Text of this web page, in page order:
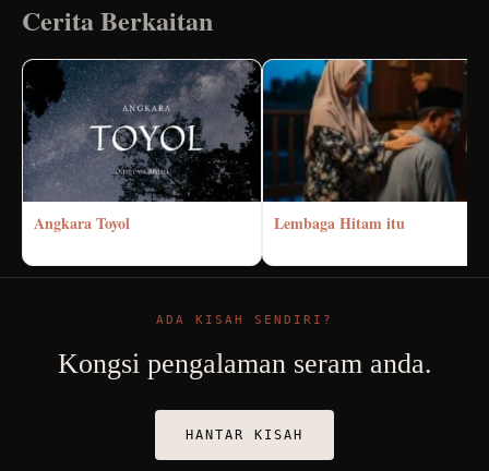
Cerita Berkaitan
Angkara Toyol Lembaga Hitam itu
ADA KISAH SENDIRI?
Kongsi pengalaman seram anda.
HANTAR KISAH